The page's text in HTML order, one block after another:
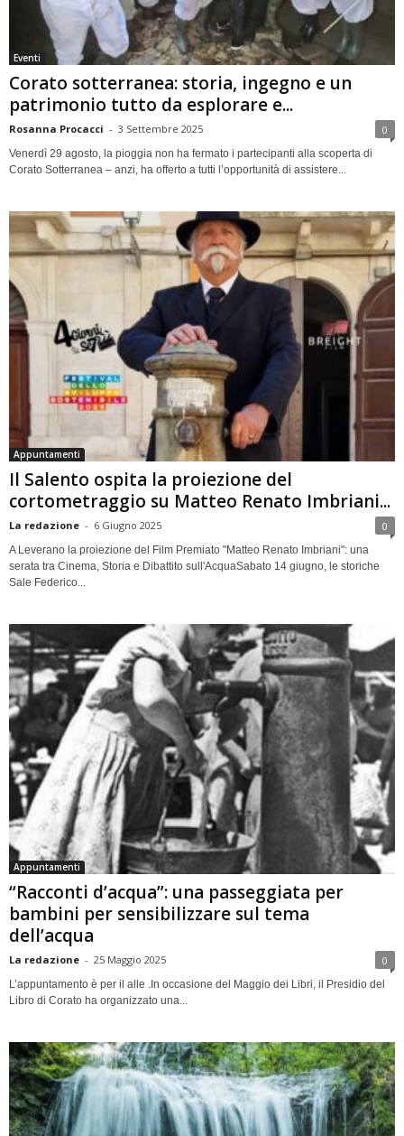
Eventi
Corato sotterranea: storia, ingegno e un
patrimonio tutto da esplorare e...
Rosanna Procacci - 3 Settembre 2025 0
Venerdì 29 agosto, la pioggia non ha fermato i partecipanti alla scoperta di
Corato Sotterranea – anzi, ha offerto a tutti l’opportunità di assistere...
Appuntamenti
Il Salento ospita la proiezione del
cortometraggio su Matteo Renato Imbriani...
La redazione - 6 Giugno 2025 0
A Leverano la proiezione del Film Premiato "Matteo Renato Imbriani": una
serata tra Cinema, Storia e Dibattito sull'AcquaSabato 14 giugno, le storiche
Sale Federico...
Appuntamenti
“Racconti d’acqua”: una passeggiata per
bambini per sensibilizzare sul tema
dell’acqua
La redazione - 25 Maggio 2025 0
L’appuntamento è per il alle .In occasione del Maggio dei Libri, il Presidio del
Libro di Corato ha organizzato una...